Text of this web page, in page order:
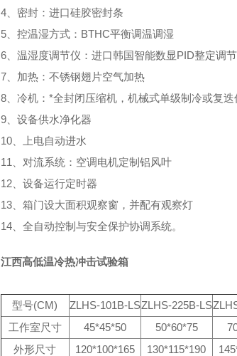
4、密封：进口硅胶密封条
5、控温湿方式：BTHC平衡调温调湿
6、温湿度调节仪：进口韩国智能数显PID整定调
7、加热：不锈钢翅片空气加热
8、冷机：*全封闭压缩机，机械式单级制冷或复
9、设备供水净化器
10、上电自动进水
11、对流系统：空调电机定制铝风叶
12、设备运行定时器
13、箱门设大面积观察窗，并配有观察灯
14、全自动控制与安全保护协调系统。
江西高低温冷热冲击试验箱
型号(CM) ZLHS-101B-LSZLHS-225B-LS
工作室尺寸
45*45*50 50*60*75
外形尺寸
120*100*165 130*115*190